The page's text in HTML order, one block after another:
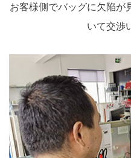
ストレージ。
お客様側でバッグに欠陥が
いて交渉